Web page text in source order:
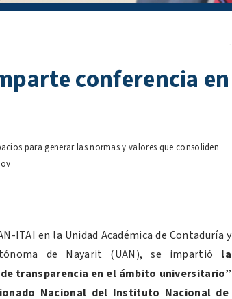
conferencia en
para generar las normas y valores que consoliden
ITAI en la Unidad Académica de Contaduría y
de Nayarit (UAN), se impartió la
transparencia en el ámbito universitario”
Nacional del Instituto Nacional de